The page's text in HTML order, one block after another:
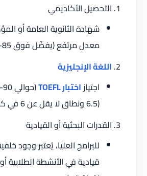
التحصيل الأكاديمي
شهادة الثانوية العامة أو
معدل مرتفع (يفضّل فوق 85–90%).
اللغة الإنجليزية
اجتيازاختبار TOEFL
(6.5 ونطاق لا يقل عن 6 في كل مهارة).
القدرات البحثية أو القيادية
للبرامج العليا، يُعتبر وجود
قيادية في الأنشطة الطلابية